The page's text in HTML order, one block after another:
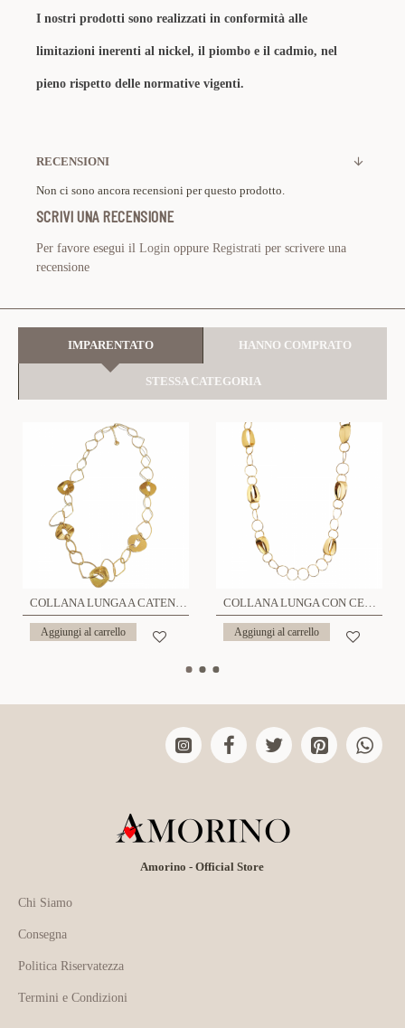
I nostri prodotti sono realizzati in conformità alle
limitazioni inerenti al nickel, il piombo e il cadmio, nel
pieno rispetto delle normative vigenti.
RECENSIONI
Non ci sono ancora recensioni per questo prodotto.
SCRIVI UNA RECENSIONE
Per favore esegui il Login oppure Registrati per scrivere una
recensione
IMPARENTATO HANNO COMPRATO
STESSA CATEGORIA
COLLANA LUNGA A CATENA CON ANELLI IRREGOLARI - SW22116D275
Aggiungi al carrello
COLLANA LUNGA CON CERCHI - SW23116E706
Aggiungi al carrello
Amorino - Official Store
Chi Siamo
Consegna
Politica Riservatezza
Termini e Condizioni